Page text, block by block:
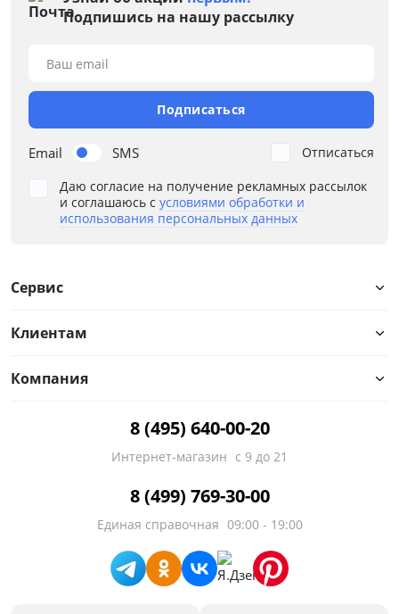
Подпишись на нашу рассылку
Email SMS
Ваш email
Подписаться
Даю согласие на получение рекламных рассылок
и соглашаюсь с условиями обработки и
использования персональных данных
Отписаться
Сервис
Клиентам
Компания
8 (495) 640-00-20
Интернет-магазин с 9 до 21
8 (499) 769-30-00
Единая справочная 09:00 - 19:00